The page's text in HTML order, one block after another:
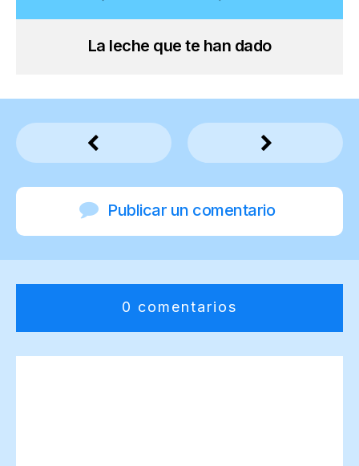
La leche que te han dado
Publicar un comentario
0 comentarios